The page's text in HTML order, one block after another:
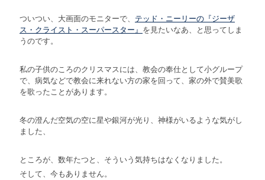
ついつい、大画面のモニターで、 テッド・ニーリーの『ジーザ
ス・クライスト・スーパースター』 を見たいなあ、と思ってしま
うのです。
私の子供のころのクリスマスには、教会の奉仕として小グループ
で、病気などで教会に来れない方の家を回って、家の外で賛美歌
を歌ったことがあります。
冬の澄んだ空気の空に星や銀河が光り、神様がいるような気がし
ました、
ところが、数年たつと、そういう気持ちはなくなりました。
そして、今もありません。